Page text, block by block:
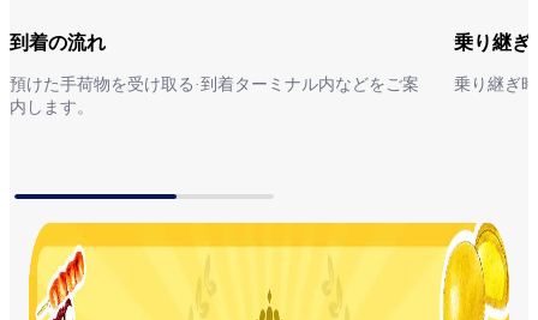
到着の流れ
預けた手荷物を受け取る·到着ターミナル内などをご案
内します。
乗り継ぎ
乗り継ぎ